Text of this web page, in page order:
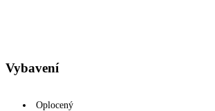
Vybavení
Oplocený